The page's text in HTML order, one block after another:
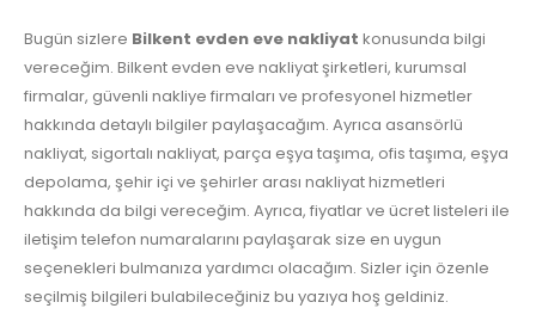
Bugün sizlere Bilkent evden eve nakliyat konusunda bilgi
vereceğim. Bilkent evden eve nakliyat şirketleri, kurumsal
firmalar, güvenli nakliye firmaları ve profesyonel hizmetler
hakkında detaylı bilgiler paylaşacağım. Ayrıca asansörlü
nakliyat, sigortalı nakliyat, parça eşya taşıma, ofis taşıma, eşya
depolama, şehir içi ve şehirler arası nakliyat hizmetleri
hakkında da bilgi vereceğim. Ayrıca, fiyatlar ve ücret listeleri ile
iletişim telefon numaralarını paylaşarak size en uygun
seçenekleri bulmanıza yardımcı olacağım. Sizler için özenle
seçilmiş bilgileri bulabileceğiniz bu yazıya hoş geldiniz.